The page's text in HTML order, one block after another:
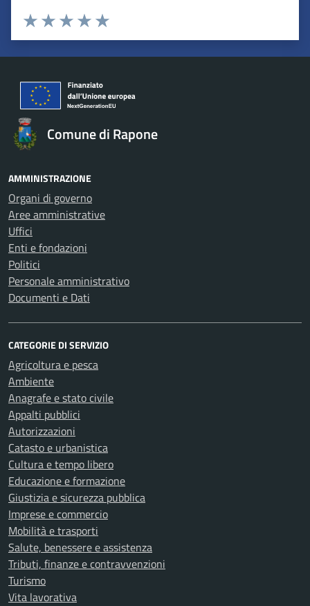
Valuta 5 stelle su 5
Valuta 4 stelle su 5
Valuta 3 stelle su 5
Valuta 2 stelle su 5
Valuta 1 stelle su 5
Comune di Rapone
AMMINISTRAZIONE
Organi di governo
Aree amministrative
Uffici
Enti e fondazioni
Politici
Personale amministrativo
Documenti e Dati
CATEGORIE DI SERVIZIO
Agricoltura e pesca
Ambiente
Anagrafe e stato civile
Appalti pubblici
Autorizzazioni
Catasto e urbanistica
Cultura e tempo libero
Educazione e formazione
Giustizia e sicurezza pubblica
Imprese e commercio
Mobilità e trasporti
Salute, benessere e assistenza
Tributi, finanze e contravvenzioni
Turismo
Vita lavorativa